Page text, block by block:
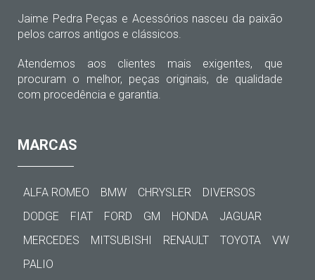
Jaime Pedra Peças e Acessórios nasceu da paixão
pelos carros antigos e clássicos.
Atendemos aos clientes mais exigentes, que
procuram o melhor, peças originais, de qualidade
com procedência e garantia.
MARCAS
ALFA ROMEO BMW CHRYSLER
DIVERSOS
DODGE
FIAT FORD GM HONDA
JAGUAR
MERCEDES
MITSUBISHI RENAULT TOYOTA
VW
PALIO